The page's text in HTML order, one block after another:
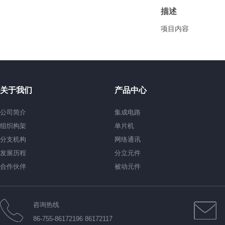
描述
项目内容
关于我们
公司简介
组织构架
分支机构
发展历程
合作伙伴
产品中心
集成电路
单片机
网络通讯
分立元件
被动元件
咨询热线
86-755-86172196 86172117